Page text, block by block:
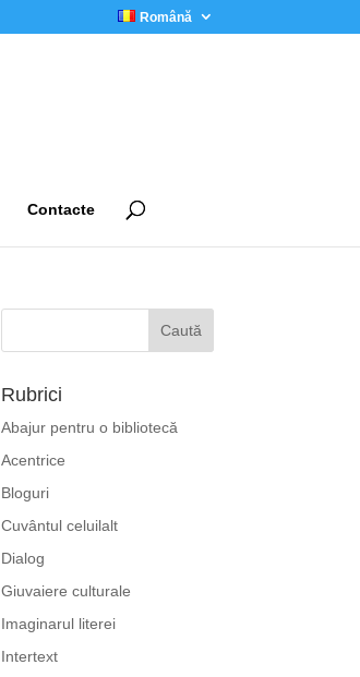
Română
Contacte
Rubrici
Abajur pentru o bibliotecă
Acentrice
Bloguri
Cuvântul celuilalt
Dialog
Giuvaiere culturale
Imaginarul literei
Intertext